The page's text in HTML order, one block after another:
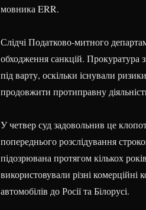
мовника ERR.
Слідчі Податково-митного
обходження санкцій. Прокуратура
під варту, оскільки існували
продовжити протиправну
У четвер суд задовольнив це
попереднього розслідування
підозрювана протягом кількох
використовували різні комерційні
автомобілів до Росії та Білорусі.